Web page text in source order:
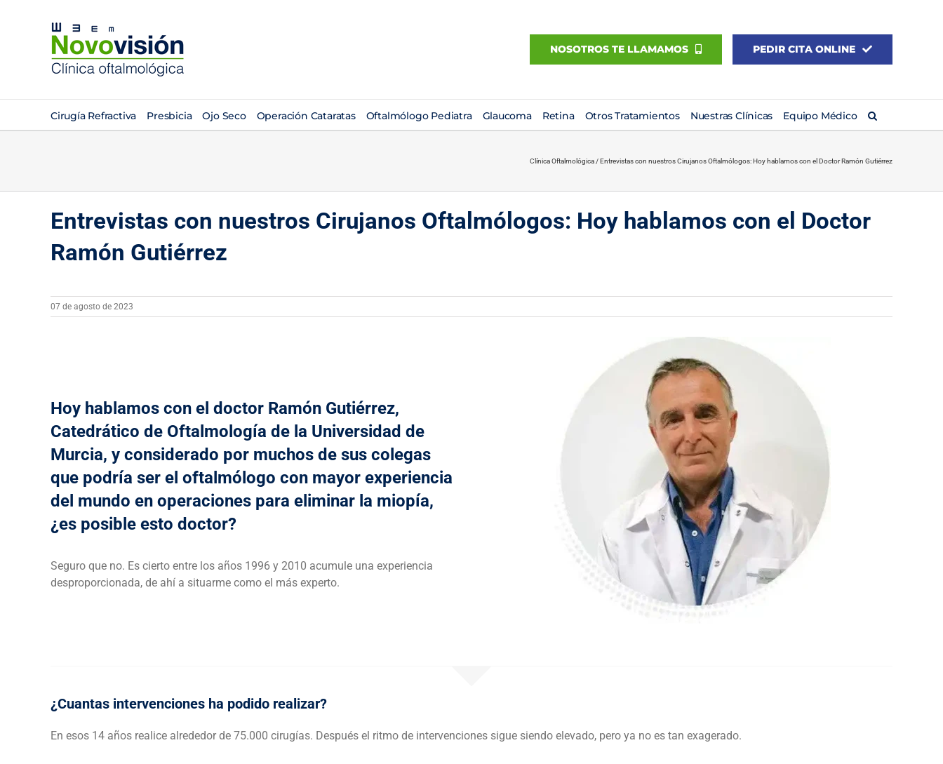
PEDIR CITA ONLINE
NOSOTROS TE LLAMAMOS
Cirugía Refractiva Presbicia Ojo Seco Operación Cataratas Oftalmólogo Pediatra Glaucoma Retina Otros Tratamientos Nuestras Clínicas Equipo Médico
Clínica Oftalmológica /Entrevistas con nuestros Cirujanos Oftalmólogos: Hoy hablamos con el Doctor Ramón Gutiérrez
Entrevistas con nuestros Cirujanos Oftalmólogos: Hoy hablamos con el Doctor
Ramón Gutiérrez
07 de agosto de 2023
Hoy hablamos con el doctor Ramón Gutiérrez,
Catedrático de Oftalmología de la Universidad de
Murcia, y considerado por muchos de sus colegas
que podría ser el oftalmólogo con mayor experiencia
del mundo en operaciones para eliminar la miopía,
¿es posible esto doctor?
Seguro que no. Es cierto entre los años 1996 y 2010 acumule una experiencia
desproporcionada, de ahí a situarme como el más experto.
¿Cuantas intervenciones ha podido realizar?
En esos 14 años realice alrededor de 75.000 cirugías. Después el ritmo de intervenciones sigue siendo elevado, pero ya no es tan exagerado.